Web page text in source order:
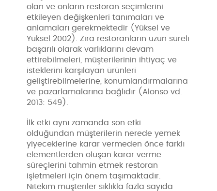
olan ve onların restoran seçimlerini
etkileyen değişkenleri tanımaları ve
anlamaları gerekmektedir (Yüksel ve
Yüksel 2002). Zira restoranların uzun süreli
başarılı olarak varlıklarını devam
ettirebilmeleri, müşterilerinin ihtiyaç ve
isteklerini karşılayan ürünleri
geliştirebilmelerine, konumlandırmalarına
ve pazarlamalarına bağlıdır (Alonso vd.
2013: 549).
İlk etki aynı zamanda son etki
olduğundan müşterilerin nerede yemek
yiyeceklerine karar vermeden önce farklı
elementlerden oluşan karar verme
süreçlerini tahmin etmek restoran
işletmeleri için önem taşımaktadır.
Nitekim müşteriler sıklıkla fazla sayıda